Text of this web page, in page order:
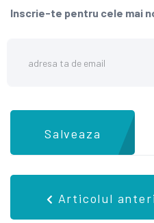
Inscrie-te pentru cele mai
Salveaza
Articolul